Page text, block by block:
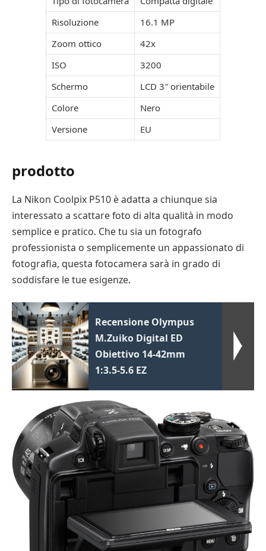
Risoluzione
16.1 MP
Zoom ottico
42x
ISO
3200
Schermo
LCD 3″ orientabile
Colore
Nero
Versione
EU
prodotto
La Nikon Coolpix P510 è adatta a chiunque sia
interessato a scattare foto di alta qualità in modo
semplice e pratico. Che tu sia un fotografo
professionista o semplicemente un appassionato di
fotografia, questa fotocamera sarà in grado di
soddisfare le tue esigenze.
Recensione Olympus
M.Zuiko Digital ED
Obiettivo 14-42mm
1:3.5-5.6 EZ